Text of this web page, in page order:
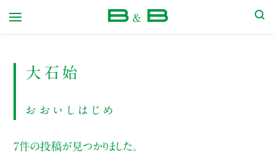
大石始
おおいしはじめ
7件の投稿が見つかりました。